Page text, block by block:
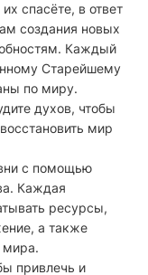
спасёте, в ответ
создания новых
Каждый
Старейшему
по миру.
духов, чтобы
мир
с помощью
Каждая
ресурсы,
а также
мира.
привлечь и